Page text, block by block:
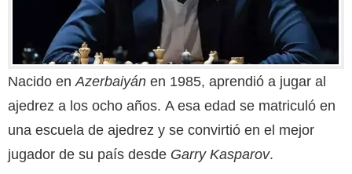
Nacido en Azerbaiyán en 1985, aprendió a jugar al
ajedrez a los ocho años. A esa edad se matriculó en
una escuela de ajedrez y se convirtió en el mejor
jugador de su país desde Garry Kasparov.